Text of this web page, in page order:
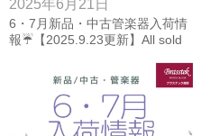
2025年6月21日
6・7月新品・中古管楽器入荷情
報☔【2025.9.23更新】All sold